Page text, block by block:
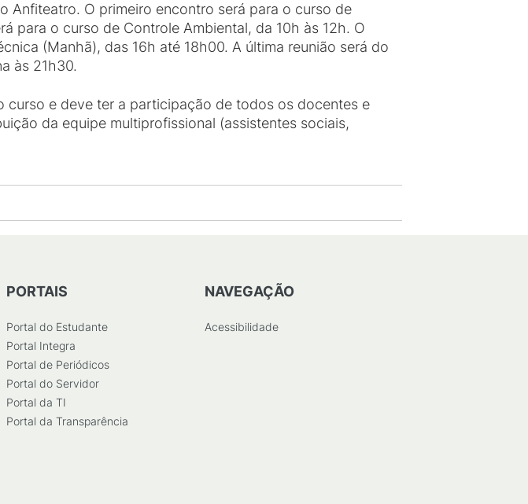
Anfiteatro. O primeiro encontro será para o curso de
para o curso de Controle Ambiental, da 10h às 12h. O
(Manhã), das 16h até 18h00. A última reunião será do
às 21h30.
e deve ter a participação de todos os docentes e
da equipe multiprofissional (assistentes sociais,
PORTAIS
Portal do Estudante
Portal Integra
Portal de Periódicos
Portal do Servidor
Portal da TI
Portal da Transparência
NAVEGAÇÃO
Acessibilidade